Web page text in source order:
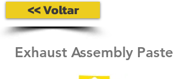
<< Voltar
Exhaust Assembly Paste